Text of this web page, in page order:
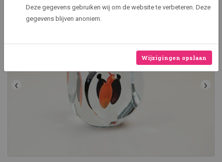
Deze gegevens gebruiken wij om de website te verbeteren. Deze
gegevens blijven anoniem.
Wijzigingen opslaan
Glasobject Dice
‹ ›